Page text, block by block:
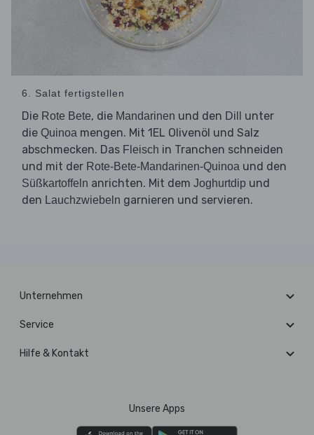
6. Salat fertigstellen
Die Rote Bete, die Mandarinen und den Dill
unter
die Quinoa mengen. Mit 1EL Olivenöl und Salz
abschmecken. Das Fleisch in Tranchen schneiden
und mit der Rote-Bete-Mandarinen-Quinoa und den
Süßkartoffeln anrichten. Mit dem Joghurtdip und
den Lauchzwiebeln garnieren und servieren.
Unternehmen
Service
Hilfe & Kontakt
Unsere Apps